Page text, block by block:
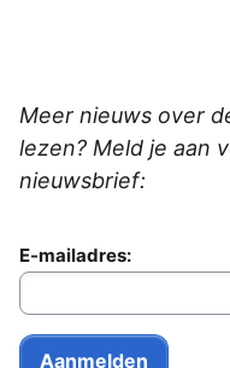
Meer nieuws over
lezen? Meld je aan
nieuwsbrief:
E-mailadres: